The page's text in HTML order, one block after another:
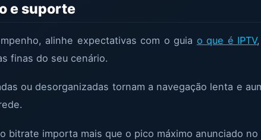
e suporte
alinhe expectativas com o guia o que é IPTV
finas do seu cenário.
ou desorganizadas tornam a navegação lenta e
bitrate importa mais que o pico máximo anunciado